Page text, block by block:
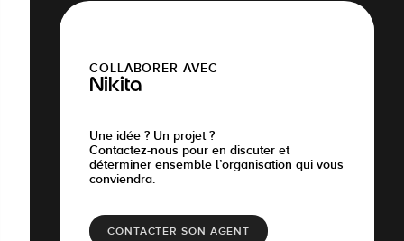
COLLABORER AVEC
Nikita
Une idée ? Un projet ?
Contactez-nous pour en discuter et
déterminer ensemble l’organisation qui vous
conviendra.
CONTACTER SON AGENT